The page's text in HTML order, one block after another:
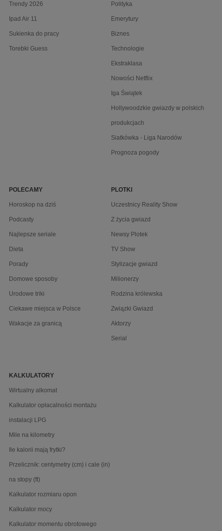
Trendy 2026
Ipad Air 11
Sukienka do pracy
Torebki Guess
Polityka
Emerytury
Biznes
Technologie
Ekstraklasa
Nowości Netflix
Iga Świątek
Hollywoodzkie gwiazdy w polskich
produkcjach
Siatkówka - Liga Narodów
Prognoza pogody
POLECAMY
Horoskop na dziś
Podcasty
Najlepsze seriale
Dieta
Porady
Domowe sposoby
Urodowe triki
Ciekawe miejsca w Polsce
Wakacje za granicą
PLOTKI
Uczestnicy Reality Show
Z życia gwiazd
Newsy Plotek
TV Show
Stylizacje gwiazd
Milionerzy
Rodzina królewska
Związki Gwiazd
Aktorzy
Serial
KALKULATORY
Wirtualny alkomat
Kalkulator opłacalności montażu
instalacji LPG
Mile na kilometry
Ile kalorii mają frytki?
Przelicznik: centymetry (cm) i cale (in)
na stopy (ft)
Kalkulator rozmiaru opon
Kalkulator mocy
Kalkulator momentu obrotowego